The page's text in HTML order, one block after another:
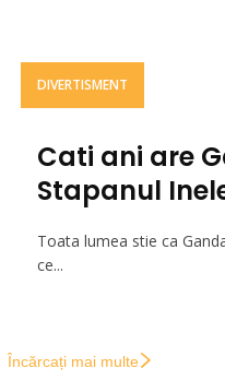
DIVERTISMENT
Cati ani are
Stapanul
Toata lumea stie ca
ce...
Încărcați mai multe